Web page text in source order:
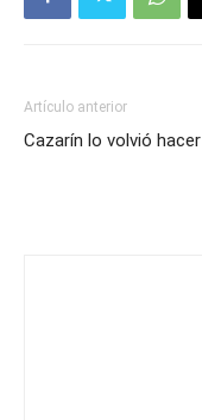
Artículo anterior
Cazarín lo volvió hacer